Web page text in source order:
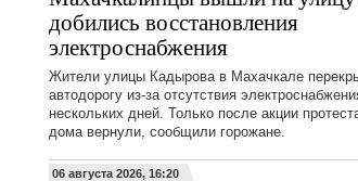
добились восстановления
электроснабжения
Жители улицы Кадырова в Махачкале
автодорогу из-за отсутствия
нескольких дней. Только после акции
дома вернули, сообщили горожане.
06 августа 2026, 16:20